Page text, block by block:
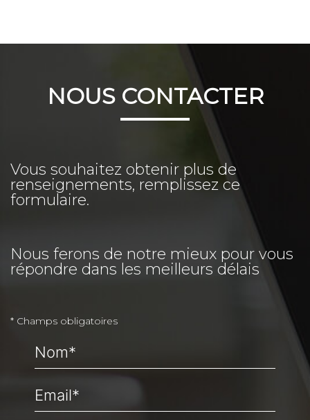
NOUS CONTACTER
Vous souhaitez obtenir plus de
renseignements, remplissez ce
formulaire.
Nous ferons de notre mieux pour vous
répondre dans les meilleurs délais
* Champs obligatoires
Nom*
Email*